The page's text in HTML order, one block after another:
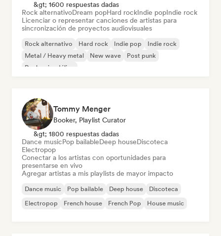
&gt; 1600 respuestas dadas
Rock alternativoDream popHard rockIndie popIndie rock
Licenciar o representar canciones de artistas para
sincronización de proyectos audiovisuales
Rock alternativo Hard rock Indie pop
Indie rock
Metal / Heavy metal
New wave
Post punk
Rock psicodélico
Tommy Menger
Booker, Playlist Curator
&gt; 1800 respuestas dadas
Dance musicPop bailableDeep houseDiscoteca
Electropop
Conectar a los artistas con oportunidades para
presentarse en vivo
Agregar artistas a mis playlists de mayor impacto
Dance music Pop bailable Deep house
Discoteca
Electropop
French house French Pop House music